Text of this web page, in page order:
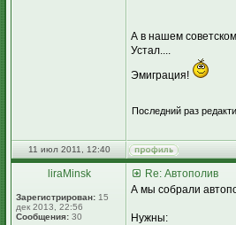
А в нашем
Устал....
Эмиграция!
Последний раз
11 июл 2011, 12:40
liraMinsk
Зарегистрирован: 15
дек 2013, 22:56
Сообщения: 30
Re: Автополив
А мы собрали
Нужны: